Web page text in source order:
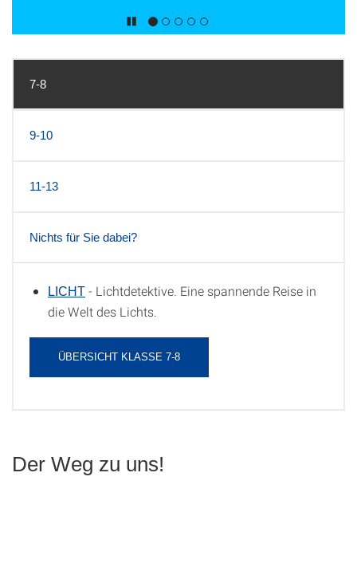
7-8
9-10
11-13
Nichts für Sie dabei?
7-8
LICHT - Lichtdetektive. Eine spannende Reise in
die Welt des Lichts.
ÜBERSICHT KLASSE 7-8
Der Weg zu uns!